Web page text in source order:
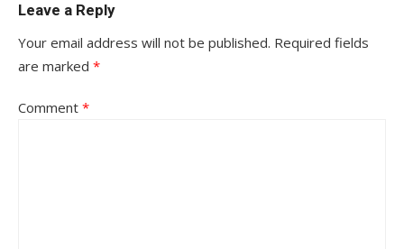
Leave a Reply
Your email address will not be published. Required fields
are marked *
Comment *